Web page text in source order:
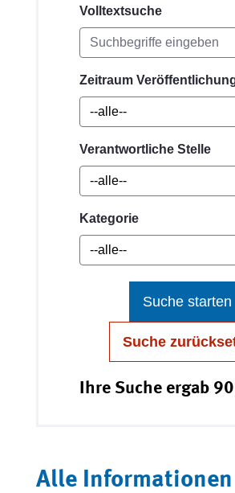
Volltextsuche
Zeitraum
Verantwortliche Stelle
Kategorie
Suche starten
Suche
Ihre Suche ergab
Alle Informationen